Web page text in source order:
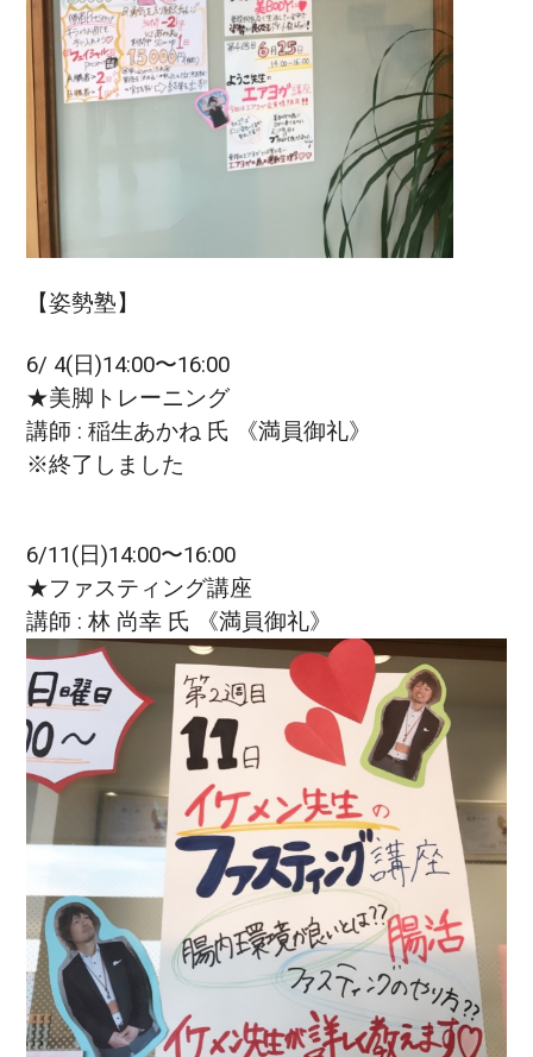
【姿勢塾】
6/ 4(日)14:00〜16:00
★美脚トレーニング
講師 : 稲生あかね 氏 《満員御礼》
※終了しました
6/11(日)14:00〜16:00
★ファスティング講座
講師 : 林 尚幸 氏 《満員御礼》